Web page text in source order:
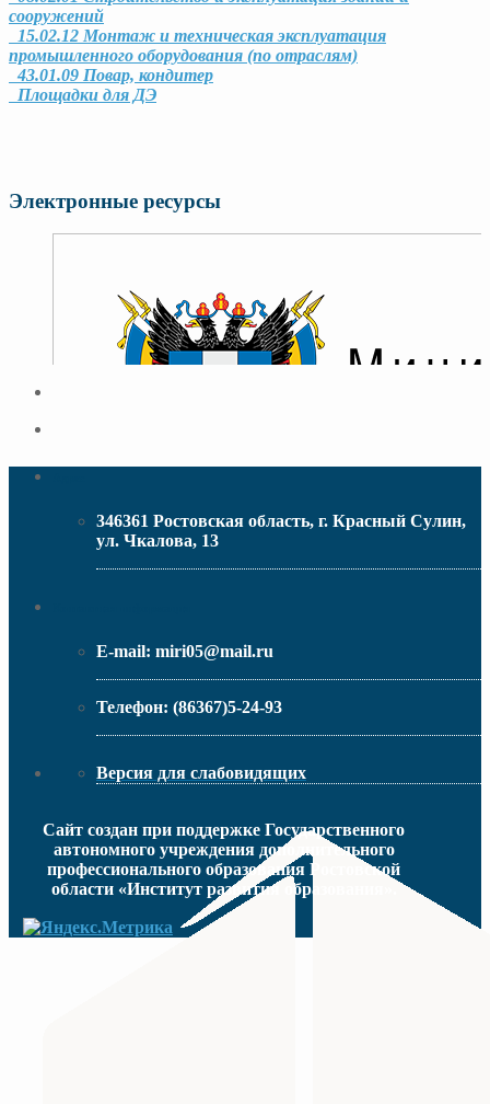
сооружений
15.02.12 Монтаж и техническая эксплуатация
промышленного оборудования (по отраслям)
43.01.09 Повар, кондитер
Площадки для ДЭ
Электронные ресурсы
МИНИСТЕРСТВО ПРОСВЕЩЕНИЯ
346361 Ростовская область, г. Красный Сулин,
ул. Чкалова, 13
E-mail: miri05@mail.ru
Телефон: (86367)5-24-93
Версия для слабовидящих
Сайт создан при поддержке Государственного
автономного учреждения дополнительного
профессионального образования Ростовской
области «Институт развития образования».